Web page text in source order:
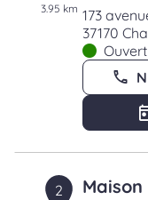
3.95 km 173
37170
2